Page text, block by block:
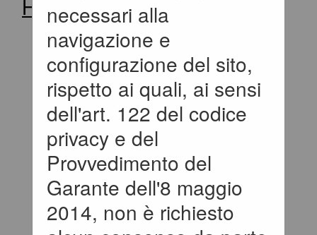
necessari alla
navigazione e
configurazione del sito,
rispetto ai quali, ai sensi
dell'art. 122 del codice
privacy e del
Provvedimento del
Garante dell'8 maggio
2014, non è richiesto
Home
Informazioni
Istruzioni e manuali
F.A.Q.
Cookies
Privacy